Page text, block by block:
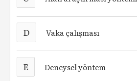
D Vaka çalışması
E Deneysel yöntem